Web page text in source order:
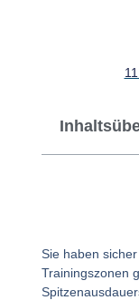
Sie haben
Trainingszonen